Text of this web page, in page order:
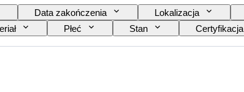
Data zakończenia Lokalizacja
Płeć Stan Certyfikacja
Model Rozmiar buta